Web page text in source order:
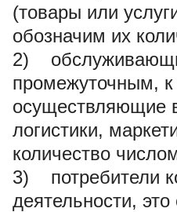
(товары или
обозначим их
2)
промежуточным, к
осуществляющие
логистики,
количество
3) потребители
деятельности,